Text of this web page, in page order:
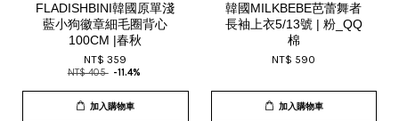
FLADISHBINI韓國原單淺
藍小狗徽章細毛圈背心
100CM |春秋
NT$ 359
NT$ 405 -11.4%
加入購物車
韓國MILKBEBE芭蕾舞者
長袖上衣5/13號 | 粉_QQ
棉
NT$ 590
加入購物車